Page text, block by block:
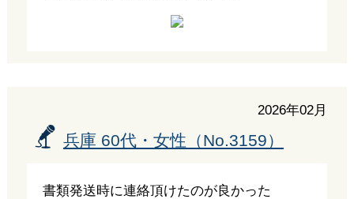
2026年02月
兵庫 60代・女性（No.3159）
書類発送時に連絡頂けたのが良かった